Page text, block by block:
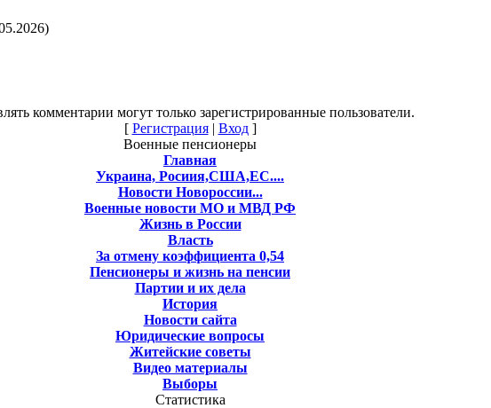
комментарии могут только зарегистрированные пользователи.
[ Регистрация| Вход]
Военные пенсионеры
Главная
Украина, Росиия,США,ЕС....
Новости Новороссии...
Военные новости МО и МВД РФ
Жизнь в России
Власть
За отмену коэффициента 0,54
Пенсионеры и жизнь на пенсии
Партии и их дела
История
Новости сайта
Юридические вопросы
Житейские советы
Видео материалы
Выборы
Статистика